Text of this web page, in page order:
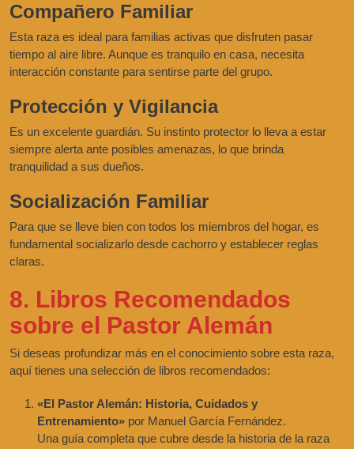
Compañero Familiar
Esta raza es ideal para familias activas que disfruten pasar
tiempo al aire libre. Aunque es tranquilo en casa, necesita
interacción constante para sentirse parte del grupo.
Protección y Vigilancia
Es un excelente guardián. Su instinto protector lo lleva a estar
siempre alerta ante posibles amenazas, lo que brinda
tranquilidad a sus dueños.
Socialización Familiar
Para que se lleve bien con todos los miembros del hogar, es
fundamental socializarlo desde cachorro y establecer reglas
claras.
8. Libros Recomendados
sobre el Pastor Alemán
Si deseas profundizar más en el conocimiento sobre esta raza,
aquí tienes una selección de libros recomendados:
«El Pastor Alemán: Historia, Cuidados y
Entrenamiento» por Manuel García Fernández.
Una guía completa que cubre desde la historia de la raza